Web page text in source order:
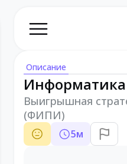
Описание
Информатика
Выигрышная
(ФИПИ)
5м